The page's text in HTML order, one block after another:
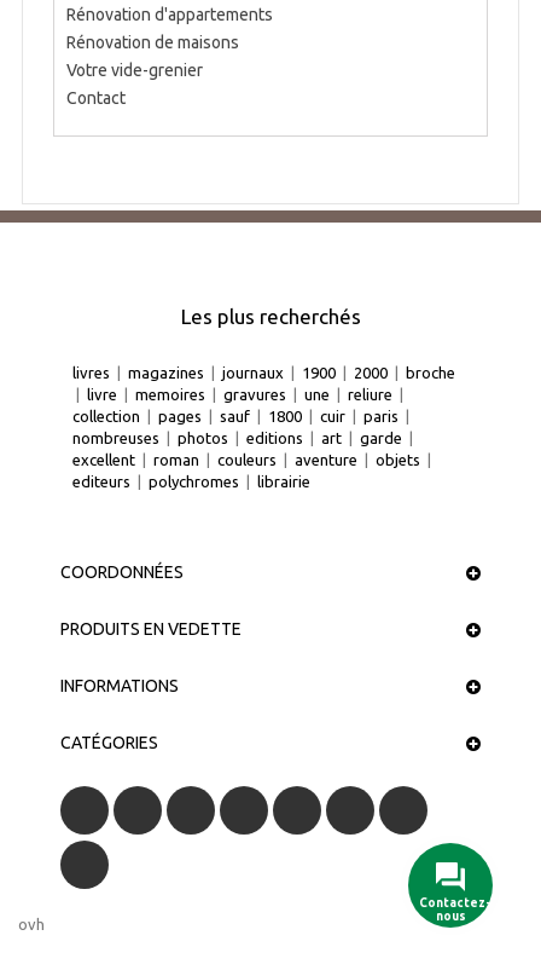
Rénovation d'appartements
Rénovation de maisons
Votre vide-grenier
Contact
Les plus recherchés
livres magazines journaux 1900 2000
broche
livre memoires gravures une reliure
collection
pages sauf 1800 cuir paris
nombreuses
photos editions art garde
excellent
roman couleurs aventure objets
editeurs
polychromes librairie
COORDONNÉES
PRODUITS EN VEDETTE
INFORMATIONS
CATÉGORIES
Contactez-
nous
ovh